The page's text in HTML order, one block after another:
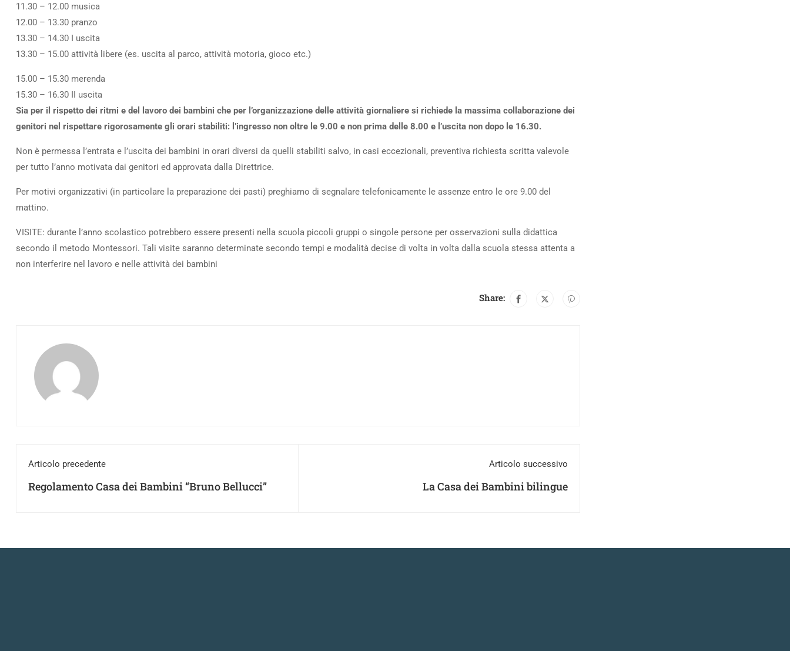
11.30 – 12.00 musica
12.00 – 13.30 pranzo
13.30 – 14.30 I uscita
13.30 – 15.00 attività libere (es. uscita al parco, attività motoria, gioco etc.)
15.00 – 15.30 merenda
15.30 – 16.30 II uscita
Sia per il rispetto dei ritmi e del lavoro dei bambini che per l’organizzazione delle attività giornaliere si richiede la massima collaborazione dei
genitori nel rispettare rigorosamente gli orari stabiliti: l’ingresso non oltre le 9.00 e non prima delle 8.00 e l’uscita non dopo le 16.30.
Non è permessa l’entrata e l’uscita dei bambini in orari diversi da quelli stabiliti salvo, in casi eccezionali, preventiva richiesta scritta valevole
per tutto l’anno motivata dai genitori ed approvata dalla Direttrice.
Per motivi organizzativi (in particolare la preparazione dei pasti) preghiamo di segnalare telefonicamente le assenze entro le ore 9.00 del
mattino.
VISITE: durante l’anno scolastico potrebbero essere presenti nella scuola piccoli gruppi o singole persone per osservazioni sulla didattica
secondo il metodo Montessori. Tali visite saranno determinate secondo tempi e modalità decise di volta in volta dalla scuola stessa attenta a
non interferire nel lavoro e nelle attività dei bambini
Share:
Articolo precedente
Regolamento Casa dei Bambini “Bruno Bellucci”
Articolo successivo
La Casa dei Bambini bilingue